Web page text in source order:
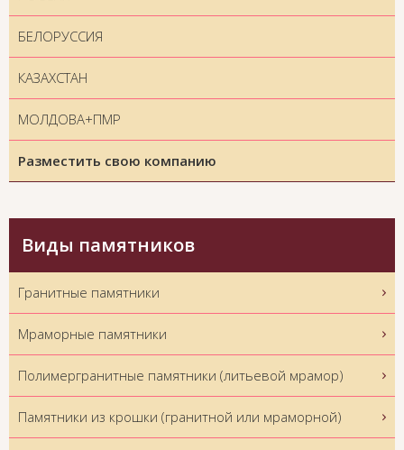
БЕЛОРУССИЯ
КАЗАХСТАН
МОЛДОВА+ПМР
Разместить свою компанию
Виды памятников
Гранитные памятники
Мраморные памятники
Полимергранитные памятники (литьевой мрамор)
Памятники из крошки (гранитной или мраморной)